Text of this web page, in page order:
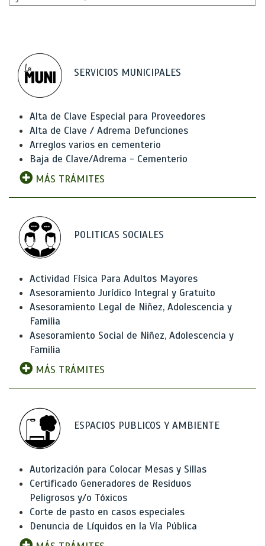
SERVICIOS MUNICIPALES
Alta de Clave Especial para Proveedores
Alta de Clave / Adrema Defunciones
Arreglos varios en cementerio
Baja de Clave/Adrema - Cementerio
MÁS TRÁMITES
POLITICAS SOCIALES
Actividad Física Para Adultos Mayores
Asesoramiento Jurídico Integral y Gratuito
Asesoramiento Legal de Niñez, Adolescencia y
Familia
Asesoramiento Social de Niñez, Adolescencia y
Familia
MÁS TRÁMITES
ESPACIOS PUBLICOS Y AMBIENTE
Autorización para Colocar Mesas y Sillas
Certificado Generadores de Residuos
Peligrosos y/o Tóxicos
Corte de pasto en casos especiales
Denuncia de Líquidos en la Vía Pública